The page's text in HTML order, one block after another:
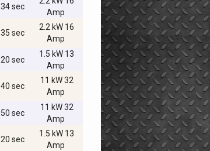
34 sec
Amp
35 sec
2.2 kW 16
Amp
20 sec
1.5 kW 13
Amp
40 sec
11 kW 32
Amp
50 sec
11 kW 32
Amp
20 sec
1.5 kW 13
Amp